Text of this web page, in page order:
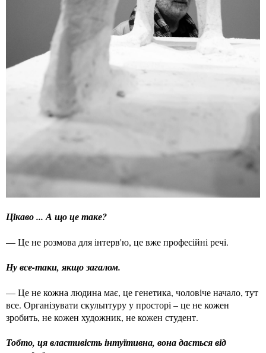
Цікаво ... А що це таке?
— Це не розмова для інтерв'ю, це вже професійні речі.
Ну все-таки, якщо загалом.
— Це не кожна людина має, це генетика, чоловіче начало, тут
все. Організувати скульптуру у просторі – це не кожен
зробить, не кожен художник, не кожен студент.
Тобто, ця властивість інтуїтивна, вона дається від